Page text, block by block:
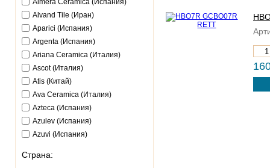
Almera Ceramica (Испания)
Alvand Tile (Иран)
Aparici (Испания)
Argenta (Испания)
Ariana Ceramica (Италия)
Ascot (Италия)
Atis (Китай)
Ava Ceramica (Италия)
Azteca (Испания)
Azulev (Испания)
Azuvi (Испания)
Страна: